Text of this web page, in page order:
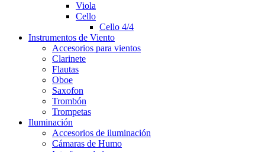
Viola
Cello
Cello 4/4
Instrumentos de Viento
Accesorios para vientos
Clarinete
Flautas
Oboe
Saxofon
Trombón
Trompetas
Iluminación
Accesorios de iluminación
Cámaras de Humo